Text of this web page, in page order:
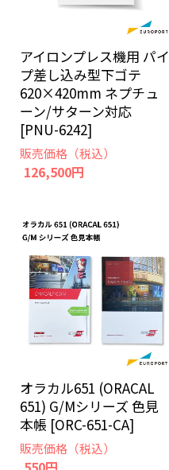
アイロンプレス機用 パイ
プ差し込み型下ゴテ
620×420mm ネプチュ
ーン/サターン対応
[PNU-6242]
販売価格（税込）
126,500円
オラカル651 (ORACAL
651) G/Mシリーズ 色見
本帳 [ORC-651-CA]
販売価格（税込）